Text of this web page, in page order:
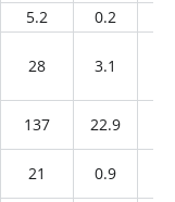
5.2 0.2
28 3.1
137 22.9
21 0.9